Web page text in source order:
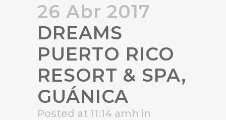
26 Abr 2017
DREAMS
PUERTO RICO
RESORT & SPA,
GUÁNICA
Posted at 11:14 amh in